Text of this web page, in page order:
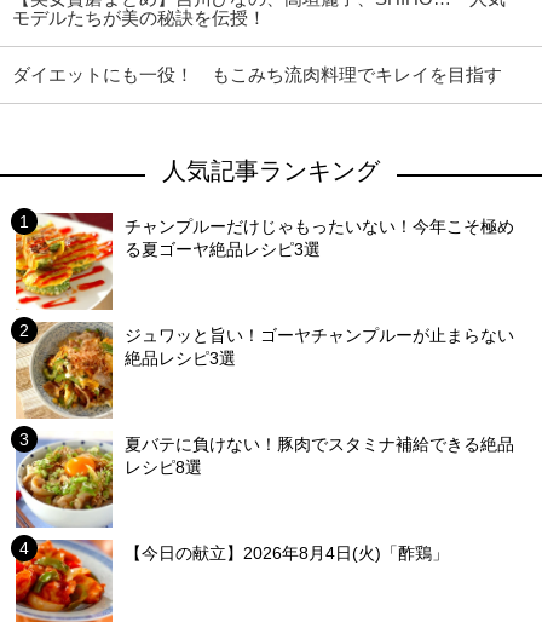
モデルたちが美の秘訣を伝授！
ダイエットにも一役！ もこみち流肉料理でキレイを目指す
人気記事ランキング
チャンプルーだけじゃもったいない！今年こそ極め
る夏ゴーヤ絶品レシピ3選
ジュワッと旨い！ゴーヤチャンプルーが止まらない
絶品レシピ3選
夏バテに負けない！豚肉でスタミナ補給できる絶品
レシピ8選
【今日の献立】2026年8月4日(火)「酢鶏」